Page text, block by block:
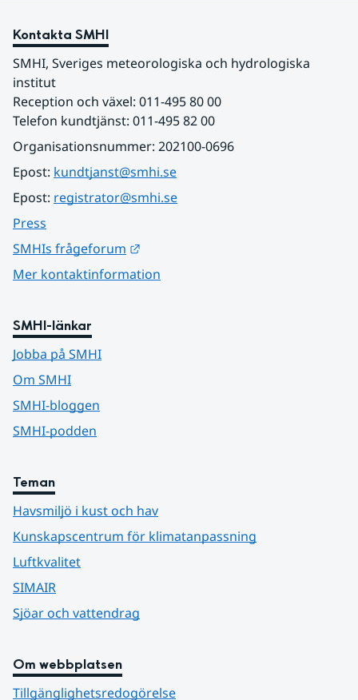
Kontakta SMHI
SMHI, Sveriges meteorologiska och hydrologiska
institut
Reception och växel: 011-495 80 00
Telefon kundtjänst: 011-495 82 00
Organisationsnummer: 202100-0696
Epost: kundtjanst@smhi.se
Epost: registrator@smhi.se
Press
SMHIs frågeforum
Mer kontaktinformation
SMHI-länkar
Jobba på SMHI
Om SMHI
SMHI-bloggen
SMHI-podden
Teman
Havsmiljö i kust och hav
Kunskapscentrum för klimatanpassning
Luftkvalitet
SIMAIR
Sjöar och vattendrag
Om webbplatsen
Tillgänglighetsredogörelse